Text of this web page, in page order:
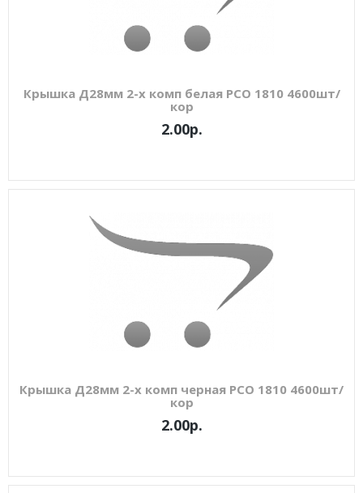
Крышка Д28мм 2-х комп белая РСО 1810 4600шт/
кор
2.00р.
Крышка Д28мм 2-х комп черная РСО 1810 4600шт/
кор
2.00р.